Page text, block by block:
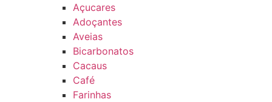
Açucares
Adoçantes
Aveias
Bicarbonatos
Cacaus
Café
Farinhas